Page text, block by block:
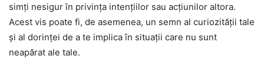
simți nesigur în privința intențiilor sau acțiunilor altora.
Acest vis poate fi, de asemenea, un semn al curiozității tale
și al dorinței de a te implica în situații care nu sunt
neapărat ale tale.